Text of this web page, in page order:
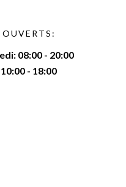
08:00 - 20:00
- 18:00